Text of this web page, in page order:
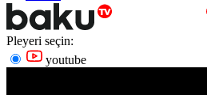
Pleyeri seçin:
youtube